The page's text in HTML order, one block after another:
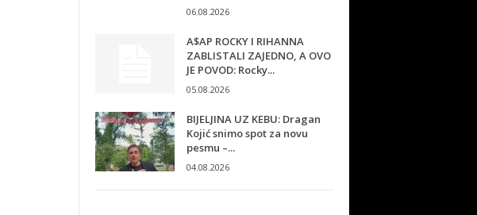
06.08.2026
A$AP ROCKY I RIHANNA
ZABLISTALI ZAJEDNO, A OVO
JE POVOD: Rocky...
05.08.2026
BIJELJINA UZ KEBU: Dragan
Kojić snimo spot za novu
pesmu –...
04.08.2026